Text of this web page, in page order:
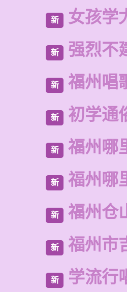
新 女孩学
新 强烈不
新 福州唱
新 初学通
新 福州哪
新 福州哪
新 福州仓
新 福州市
新 学流行